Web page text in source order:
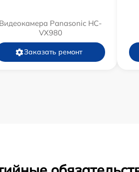
Видеокамера Panasonic HC-
VX980
Заказать ремонт